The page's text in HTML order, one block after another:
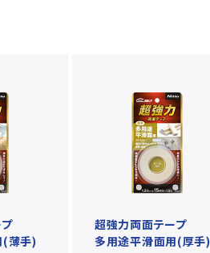
(薄手)
超強力両面テープ
多用途平滑面用(厚手)